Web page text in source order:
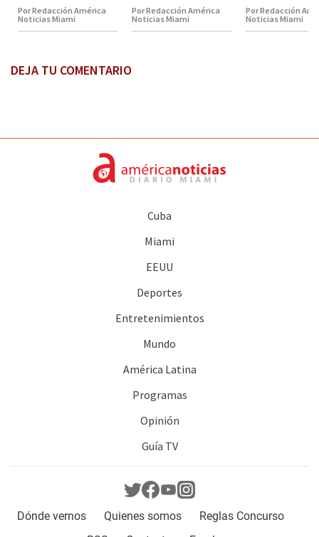
Por Redacción América
Noticias Miami
Por Redacción América
Noticias Miami
Por Redacción
Noticias Miami
DEJA TU COMENTARIO
Cuba
Miami
EEUU
Deportes
Entretenimientos
Mundo
América Latina
Programas
Opinión
Guía TV
Dónde vernos Quienes somos
Reglas Concurso